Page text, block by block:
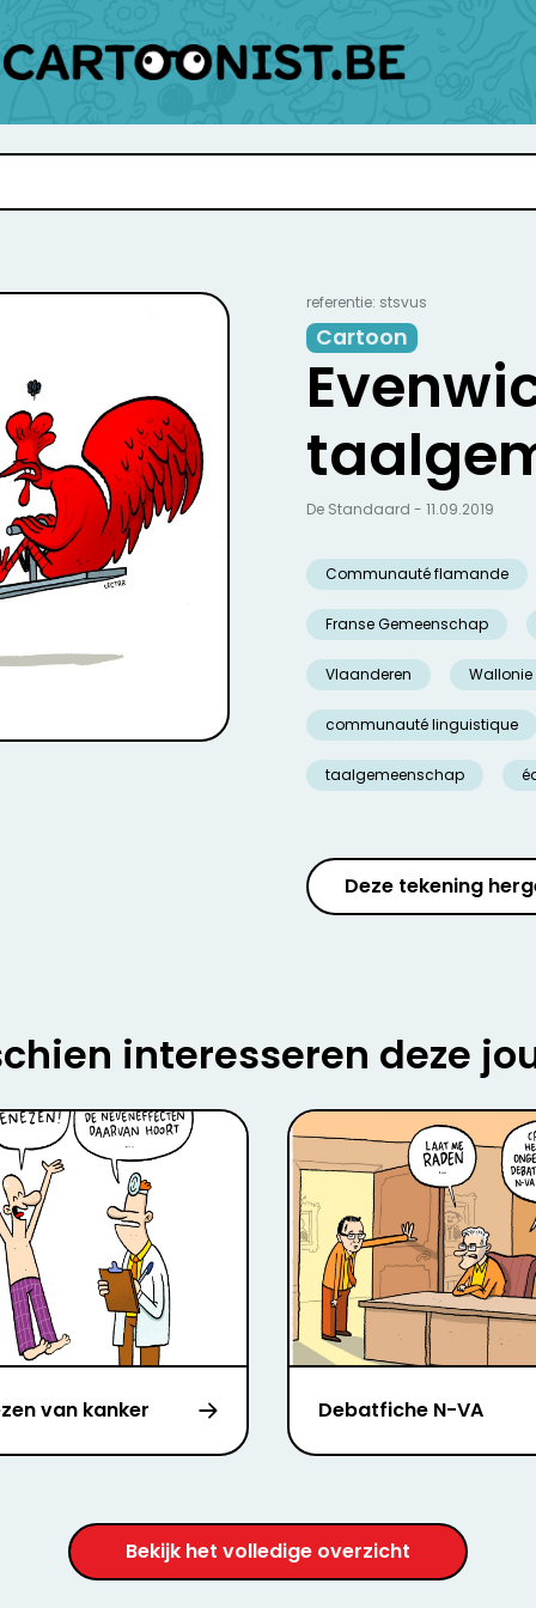
referentie: stsvus
Cartoon
Communauté flamande
Franse Gemeenschap
Vlaanderen Wallonie
communauté linguistique
taalgemeenschap
De Standaard - 11.09.2019
Deze tekening
interesseren deze
van kanker Debatfiche N-VA
Bekijk het volledige overzicht